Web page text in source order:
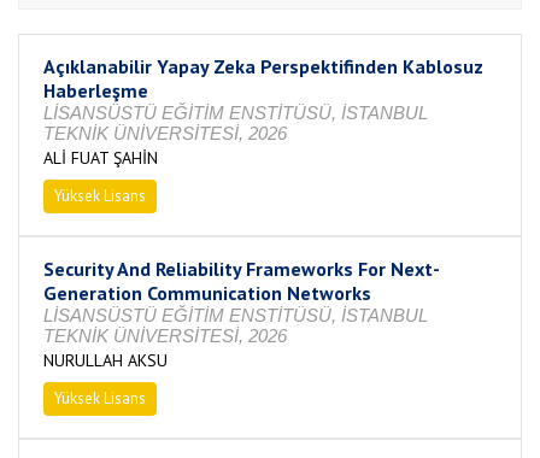
Açıklanabilir Yapay Zeka Perspektifinden Kablosuz
Haberleşme
LİSANSÜSTÜ EĞİTİM ENSTİTÜSÜ, İSTANBUL
TEKNİK ÜNİVERSİTESİ, 2026
ALİ FUAT ŞAHİN
Yüksek Lisans
Security And Reliability Frameworks For Next-
Generation Communication Networks
LİSANSÜSTÜ EĞİTİM ENSTİTÜSÜ, İSTANBUL
TEKNİK ÜNİVERSİTESİ, 2026
NURULLAH AKSU
Yüksek Lisans